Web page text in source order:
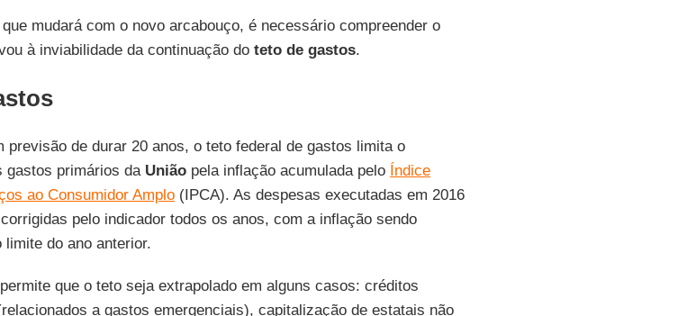
mudará com o novo arcabouço, é necessário compreender o
à inviabilidade da continuação doteto de gastos.
previsão de durar 20 anos, o teto federal de gastos limita o
gastos primários da Uniãopela inflação acumulada pelo Índice
ao Consumidor Amplo(IPCA). As despesas executadas em 2016
pelo indicador todos os anos, com a inflação sendo
limite do ano anterior.
que o teto seja extrapolado em alguns casos: créditos
a gastos emergenciais), capitalização de estatais não